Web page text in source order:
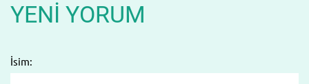
YENI YORUM
İsim: